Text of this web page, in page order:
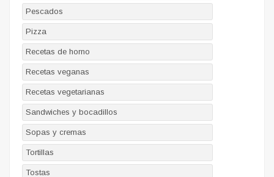
Pescados
Pizza
Recetas de horno
Recetas veganas
Recetas vegetarianas
Sandwiches y bocadillos
Sopas y cremas
Tortillas
Tostas